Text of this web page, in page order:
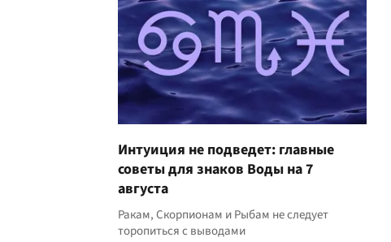
Интуиция не подведет: главные
советы для знаков Воды на 7
августа
Ракам, Скорпионам и Рыбам не следует
торопиться с выводами